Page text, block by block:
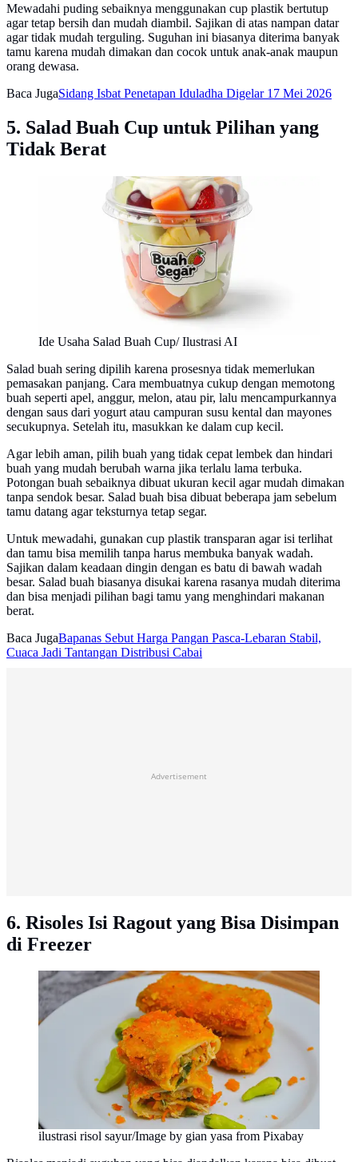
Mewadahi puding sebaiknya menggunakan cup plastik bertutup
agar tetap bersih dan mudah diambil. Sajikan di atas nampan datar
agar tidak mudah terguling. Suguhan ini biasanya diterima banyak
tamu karena mudah dimakan dan cocok untuk anak-anak maupun
orang dewasa.
Baca JugaSidang Isbat Penetapan Iduladha Digelar 17 Mei 2026
5. Salad Buah Cup untuk Pilihan yang
Tidak Berat
Ide Usaha Salad Buah Cup/ Ilustrasi AI
Salad buah sering dipilih karena prosesnya tidak memerlukan
pemasakan panjang. Cara membuatnya cukup dengan memotong
buah seperti apel, anggur, melon, atau pir, lalu mencampurkannya
dengan saus dari yogurt atau campuran susu kental dan mayones
secukupnya. Setelah itu, masukkan ke dalam cup kecil.
Agar lebih aman, pilih buah yang tidak cepat lembek dan hindari
buah yang mudah berubah warna jika terlalu lama terbuka.
Potongan buah sebaiknya dibuat ukuran kecil agar mudah dimakan
tanpa sendok besar. Salad buah bisa dibuat beberapa jam sebelum
tamu datang agar teksturnya tetap segar.
Untuk mewadahi, gunakan cup plastik transparan agar isi terlihat
dan tamu bisa memilih tanpa harus membuka banyak wadah.
Sajikan dalam keadaan dingin dengan es batu di bawah wadah
besar. Salad buah biasanya disukai karena rasanya mudah diterima
dan bisa menjadi pilihan bagi tamu yang menghindari makanan
berat.
Baca JugaBapanas Sebut Harga Pangan Pasca-Lebaran Stabil,
Cuaca Jadi Tantangan Distribusi Cabai
Advertisement
6. Risoles Isi Ragout yang Bisa Disimpan
di Freezer
ilustrasi risol sayur/Image by gian yasa from Pixabay